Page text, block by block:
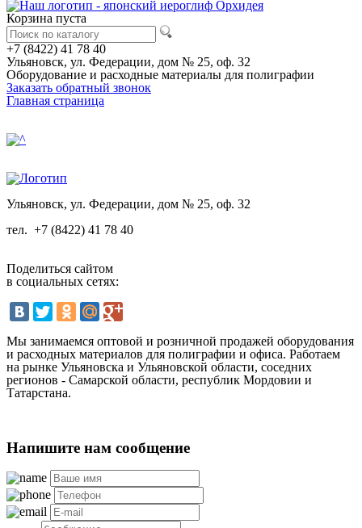
Корзина пуста
+7 (8422) 41 78 40
Ульяновск, ул. Федерации, дом № 25, оф. 32
Оборудование и расходные материалы для полиграфии
Заказать обратный звонок
Главная страница
Ульяновск, ул. Федерации, дом № 25, оф. 32
тел. +7 (8422) 41 78 40
Поделиться сайтом
в социальных сетях:
Мы занимаемся оптовой и розничной продажей оборудования
и расходных материалов для полиграфии и офиса. Работаем
на рынке Ульяновска и Ульяновской области, соседних
регионов - Самарской области, республик Мордовии и
Татарстана.
Напишите нам сообщение